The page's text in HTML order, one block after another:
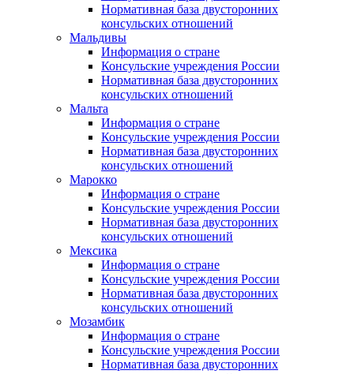
Нормативная база двусторонних
консульских отношений
Мальдивы
Информация о стране
Консульские учреждения России
Нормативная база двусторонних
консульских отношений
Мальта
Информация о стране
Консульские учреждения России
Нормативная база двусторонних
консульских отношений
Марокко
Информация о стране
Консульские учреждения России
Нормативная база двусторонних
консульских отношений
Мексика
Информация о стране
Консульские учреждения России
Нормативная база двусторонних
консульских отношений
Мозамбик
Информация о стране
Консульские учреждения России
Нормативная база двусторонних